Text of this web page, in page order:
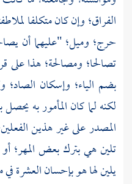
الفراق؛ وإن كان متكلفا
حرج؛ وميل؛ "عليهما أن
تصالحا؛ ومصالحة؛ هذا على
بضم الياء؛ وإسكان الصاد؛
لكنه لما كان المأمور به
المصدر على غير هذين
تلين هي بترك بعض المهر؛
يلين لها هو بإحسان العشرة